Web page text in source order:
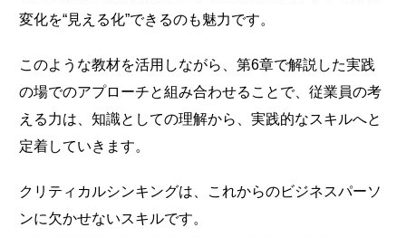
変化を“見える化”できるのも魅力です。
このような教材を活用しながら、第6章で解説した実践
の場でのアプローチと組み合わせることで、従業員の考
える力は、知識としての理解から、実践的なスキルへと
定着していきます。
クリティカルシンキングは、これからのビジネスパーソ
ンに欠かせないスキルです。